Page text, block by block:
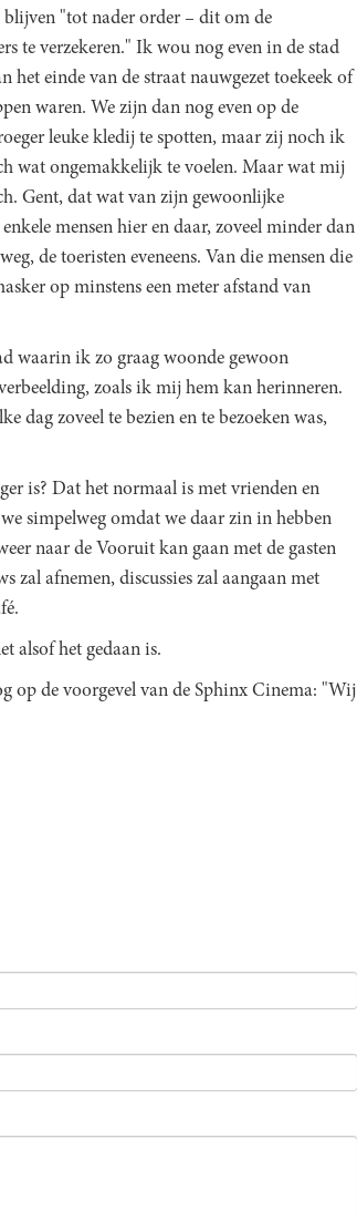
"tot nader order – dit om de
te verzekeren." Ik wou nog even in de stad
het einde van de straat nauwgezet toekeek of
waren. We zijn dan nog even op de
leuke kledij te spotten, maar zij noch ik
wat ongemakkelijk te voelen. Maar wat mij
Gent, dat wat van zijn gewoonlijke
mensen hier en daar, zoveel minder dan
de toeristen eveneens. Van die mensen die
op minstens een meter afstand van
waarin ik zo graag woonde gewoon
zoals ik mij hem kan herinneren.
dag zoveel te bezien en te bezoeken was,
is? Dat het normaal is met vrienden en
simpelweg omdat we daar zin in hebben
naar de Vooruit kan gaan met de gasten
zal afnemen, discussies zal aangaan met
alsof het gedaan is.
op de voorgevel van de Sphinx Cinema: "Wij